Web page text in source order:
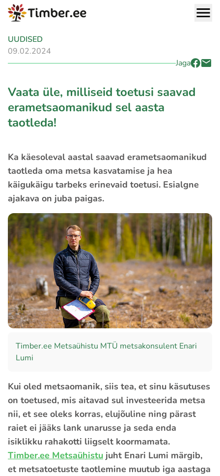
UUDISED
09.02.2024
Jaga
Vaata üle, milliseid toetusi saavad
erametsaomanikud sel aasta
taotleda!
Ka käesoleval aastal saavad erametsaomanikud
taotleda oma metsa kasvatamise ja hea
käigukäigu tarbeks erinevaid toetusi. Esialgne
ajakava on juba paigas.
Timber.ee Metsaühistu MTÜ metsakonsulent Enari
Lumi
Kui oled metsaomanik, siis tea, et sinu käsutuses
on toetused, mis aitavad sul investeerida metsa
nii, et see oleks korras, elujõuline ning pärast
raiet ei jääks lank unarusse ja seda enda
isiklikku rahakotti liigselt koormamata.
Timber.ee Metsaühistu juht Enari Lumi märgib,
et metsatoetuste taotlemine muutub iga aastaga